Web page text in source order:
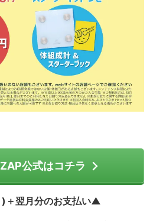
公式はコチラ
＋翌月分のお支払い▲